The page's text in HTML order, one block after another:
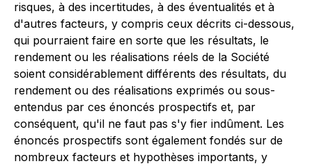
risques, à des incertitudes, à des éventualités et à
d'autres facteurs, y compris ceux décrits ci-dessous,
qui pourraient faire en sorte que les résultats, le
rendement ou les réalisations réels de la Société
soient considérablement différents des résultats, du
rendement ou des réalisations exprimés ou sous-
entendus par ces énoncés prospectifs et, par
conséquent, qu'il ne faut pas s'y fier indûment. Les
énoncés prospectifs sont également fondés sur de
nombreux facteurs et hypothèses importants, y